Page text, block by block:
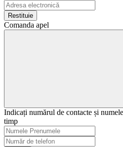
Restituie
Comanda apel
Indicați numărul de contacte și
timp